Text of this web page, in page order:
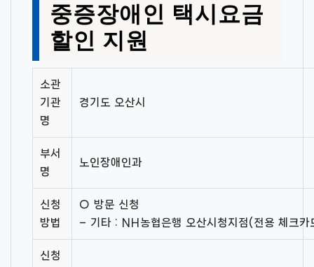
중증장애인 택시요금
할인 지원
소관
기관
명
경기도 오산시
부서
명
노인장애인과
신청
방법
○ 방문 신청
– 기타 : NH농협은행 오산시청지점(전용 체크
신청